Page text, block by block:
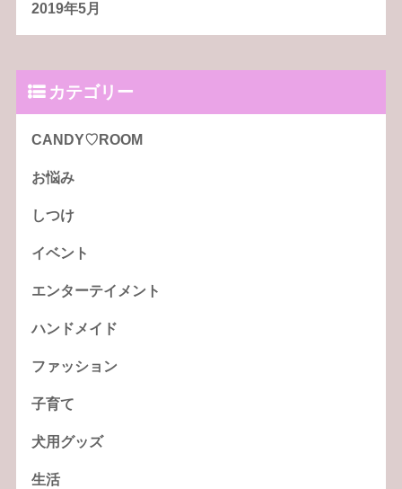
2019年5月
カテゴリー
CANDY♡ROOM
お悩み
しつけ
イベント
エンターテイメント
ハンドメイド
ファッション
子育て
犬用グッズ
生活